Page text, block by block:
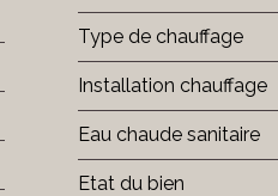
Type de chauffage
Installation chauffage
Eau chaude sanitaire
Etat du bien